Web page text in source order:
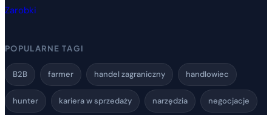
Zarobki
POPULARNE TAGI
B2B farmer handel zagraniczny handlowiec
hunter kariera w sprzedaży narzędzia negocjacje